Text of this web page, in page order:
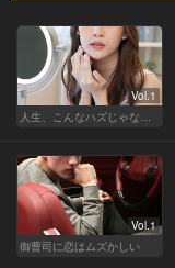
Vol.1
人生、こんなハズじゃなかった。～ハイスペの憂鬱～
Vol.1
御曹司に恋はムズかしい